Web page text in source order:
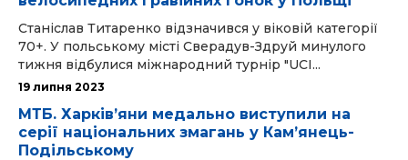
Станіслав Титаренко відзначився у віковій категорії
70+. У польському місті Сверадув-Здруй минулого
тижня відбулися міжнародний турнір "UCI...
19 липня 2023
МТБ. Харківʼяни медально виступили на
серії національних змагань у Кам’янець-
Подільському